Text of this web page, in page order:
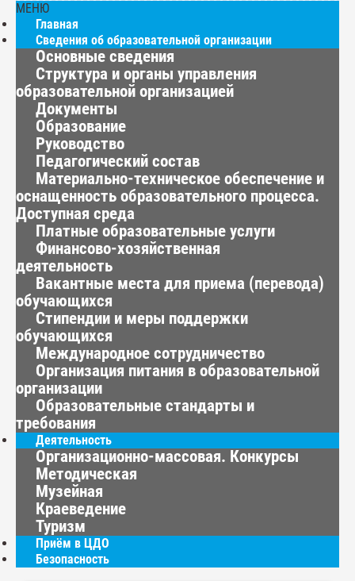
МЕНЮ
Главная
Сведения об образовательной организации
Основные сведения
Структура и органы управления
образовательной организацией
Документы
Образование
Руководство
Педагогический состав
Материально-техническое обеспечение и
оснащенность образовательного процесса.
Доступная среда
Платные образовательные услуги
Финансово-хозяйственная
деятельность
Вакантные места для приема (перевода)
обучающихся
Стипендии и меры поддержки
обучающихся
Международное сотрудничество
Организация питания в образовательной
организации
Образовательные стандарты и
требования
Деятельность
Организационно-массовая. Конкурсы
Методическая
Музейная
Краеведение
Туризм
Приём в ЦДО
Безопасность